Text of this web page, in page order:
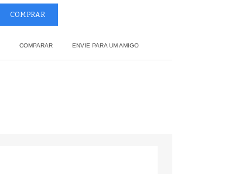
COMPARAR ENVIE PARA UM AMIGO